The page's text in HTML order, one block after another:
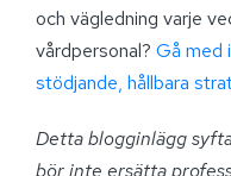
och vägledning varje
vårdpersonal? Gå med
stödjande, hållbara
Detta blogginlägg
bör inte ersätta